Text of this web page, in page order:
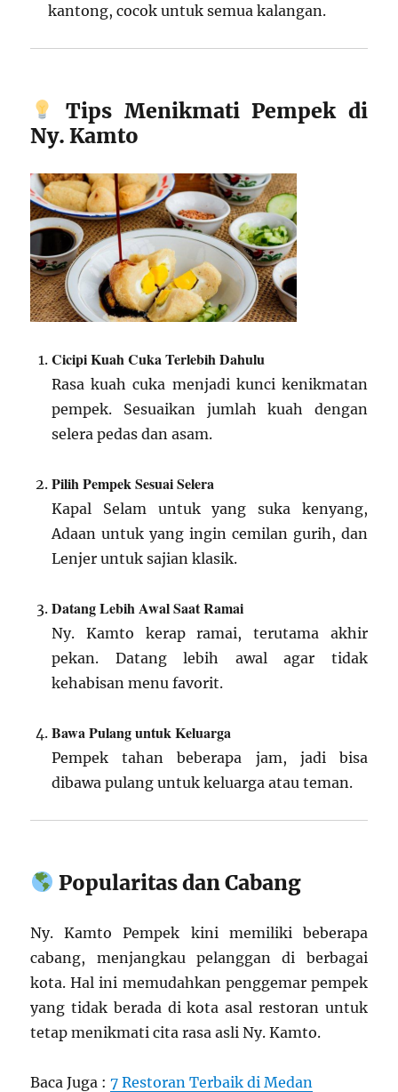
kantong, cocok untuk semua kalangan.
Tips Menikmati Pempek di
Ny. Kamto
Cicipi Kuah Cuka Terlebih Dahulu
Rasa kuah cuka menjadi kunci kenikmatan
pempek. Sesuaikan jumlah kuah dengan
selera pedas dan asam.
Pilih Pempek Sesuai Selera
Kapal Selam untuk yang suka kenyang,
Adaan untuk yang ingin cemilan gurih, dan
Lenjer untuk sajian klasik.
Datang Lebih Awal Saat Ramai
Ny. Kamto kerap ramai, terutama akhir
pekan. Datang lebih awal agar tidak
kehabisan menu favorit.
Bawa Pulang untuk Keluarga
Pempek tahan beberapa jam, jadi bisa
dibawa pulang untuk keluarga atau teman.
Popularitas dan Cabang
Ny. Kamto Pempek kini memiliki beberapa
cabang, menjangkau pelanggan di berbagai
kota. Hal ini memudahkan penggemar pempek
yang tidak berada di kota asal restoran untuk
tetap menikmati cita rasa asli Ny. Kamto.
Baca Juga :7 Restoran Terbaik di Medan